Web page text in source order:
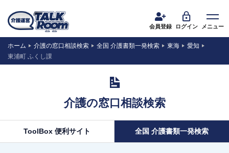
会員登録 ログイン メニュー
ホーム 介護の窓口相談検索 全国 介護書類一発検索 東海
愛知
東浦町 ふくし課
介護の窓口相談検索
ToolBox 便利サイト 全国 介護書類一発検索